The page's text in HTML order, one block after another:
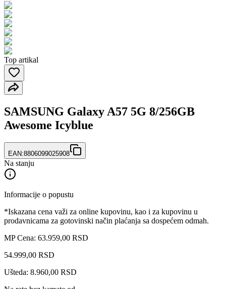
Top artikal
SAMSUNG Galaxy A57 5G 8/256GB
Awesome Icyblue
EAN:8806099025908
Na stanju
Informacije o popustu
*Iskazana cena važi za online kupovinu, kao i za kupovinu u
prodavnicama za gotovinski način plaćanja sa dospećem odmah.
MP Cena: 63.959,00 RSD
54.999,00 RSD
Ušteda: 8.960,00 RSD